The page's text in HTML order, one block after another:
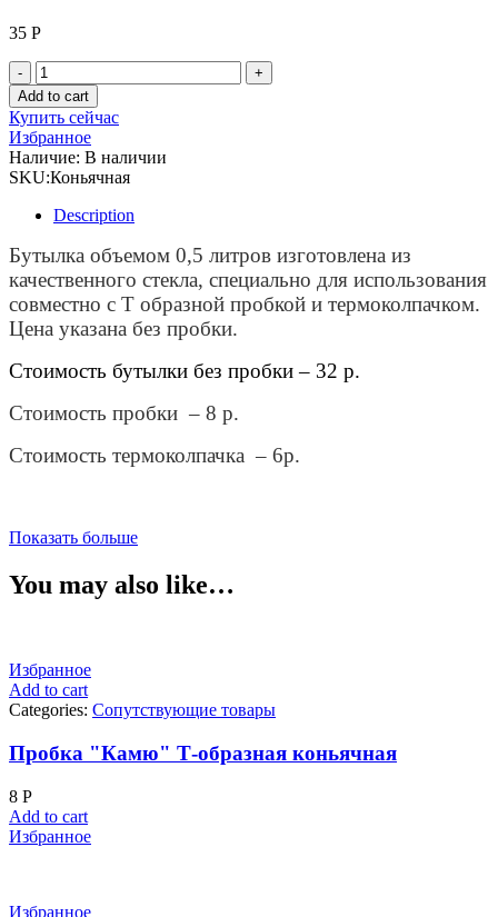
35 Р
Бутылка
стеклянная
"Коньячная"
500
мл.
quantity
Add to cart
Купить сейчас
Избранное
Наличие: В наличии
SKU:Коньячная
Description
Бутылка объемом 0,5 литров изготовлена из
качественного стекла, специально для использования
совместно с Т образной пробкой и термоколпачком.
Цена указана без пробки.
Стоимость бутылки без пробки – 32 р.
Стоимость пробки – 8 р.
Стоимость термоколпачка – 6р.
Показать больше
You may also like…
Избранное
Add to cart
Categories: Сопутствующие товары
Пробка "Камю" Т-образная коньячная
8 Р
Add to cart
Избранное
Избранное